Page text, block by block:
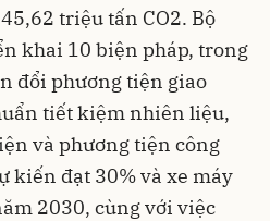
triệu tấn CO2. Bộ
khai 10 biện pháp, trong
đổi phương tiện giao
tiết kiệm nhiên liệu,
và phương tiện công
kiến đạt 30% và xe máy
2030, cùng với việc